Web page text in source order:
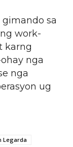
sa
work-
karng
nga
nga
ug
Legarda